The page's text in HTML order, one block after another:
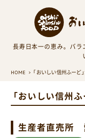
長寿日本一の恵み。バラ
HOME 「おいしい信州ふーど
「おいしい信州ふ
生産者直売所